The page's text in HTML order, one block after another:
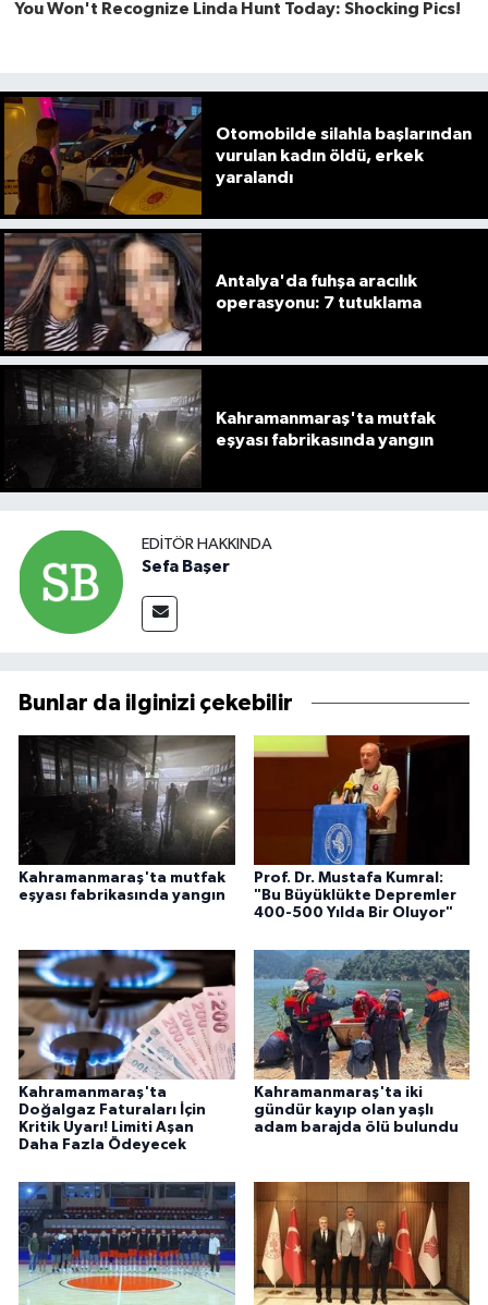
Otomobilde silahla başlarından
vurulan kadın öldü, erkek
yaralandı
Antalya'da fuhşa aracılık
operasyonu: 7 tutuklama
Kahramanmaraş'ta mutfak
eşyası fabrikasında yangın
EDITÖR HAKKINDA
Sefa Başer
Bunlar da ilginizi çekebilir
Kahramanmaraş'ta mutfak
eşyası fabrikasında yangın
Prof. Dr. Mustafa Kumral:
"Bu Büyüklükte Depremler
400-500 Yılda Bir Oluyor"
Kahramanmaraş'ta
Doğalgaz Faturaları İçin
Kritik Uyarı! Limiti Aşan
Daha Fazla Ödeyecek
Kahramanmaraş'ta iki
gündür kayıp olan yaşlı
adam barajda ölü bulundu